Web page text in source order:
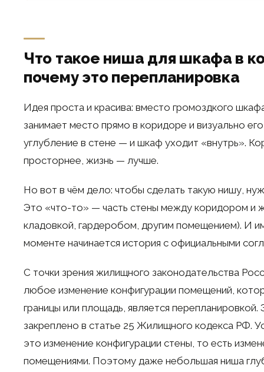
Что такое ниша для шкафа в
почему это перепланировка
Идея проста и красива: вместо громоздкого
занимает место прямо в коридоре и визуально
углубление в стене — и шкаф уходит «внутрь».
просторнее, жизнь — лучше.
Но вот в чём дело: чтобы сделать такую нишу,
Это «что-то» — часть стены между коридором и
кладовкой, гардеробом, другим помещением). И
моменте начинается история с официальными
С точки зрения жилищного законодательства
любое изменение конфигурации помещений,
границы или площадь, является перепланировкой.
закреплено в статье 25 Жилищного кодекса РФ.
это изменение конфигурации стены, то есть
помещениями. Поэтому даже небольшая ниша